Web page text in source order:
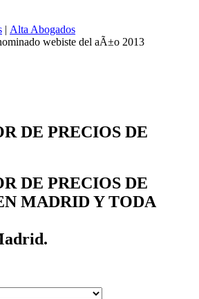
| Alta Abogados
DE PRECIOS DE
DE PRECIOS DE
MADRID Y TODA